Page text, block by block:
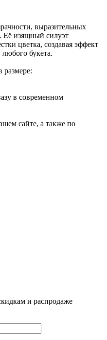
выразительных
Её изящный силуэт
цветка, создавая эффект
любого букета.
размере:
в современном
сайте, а также по
и распродаже